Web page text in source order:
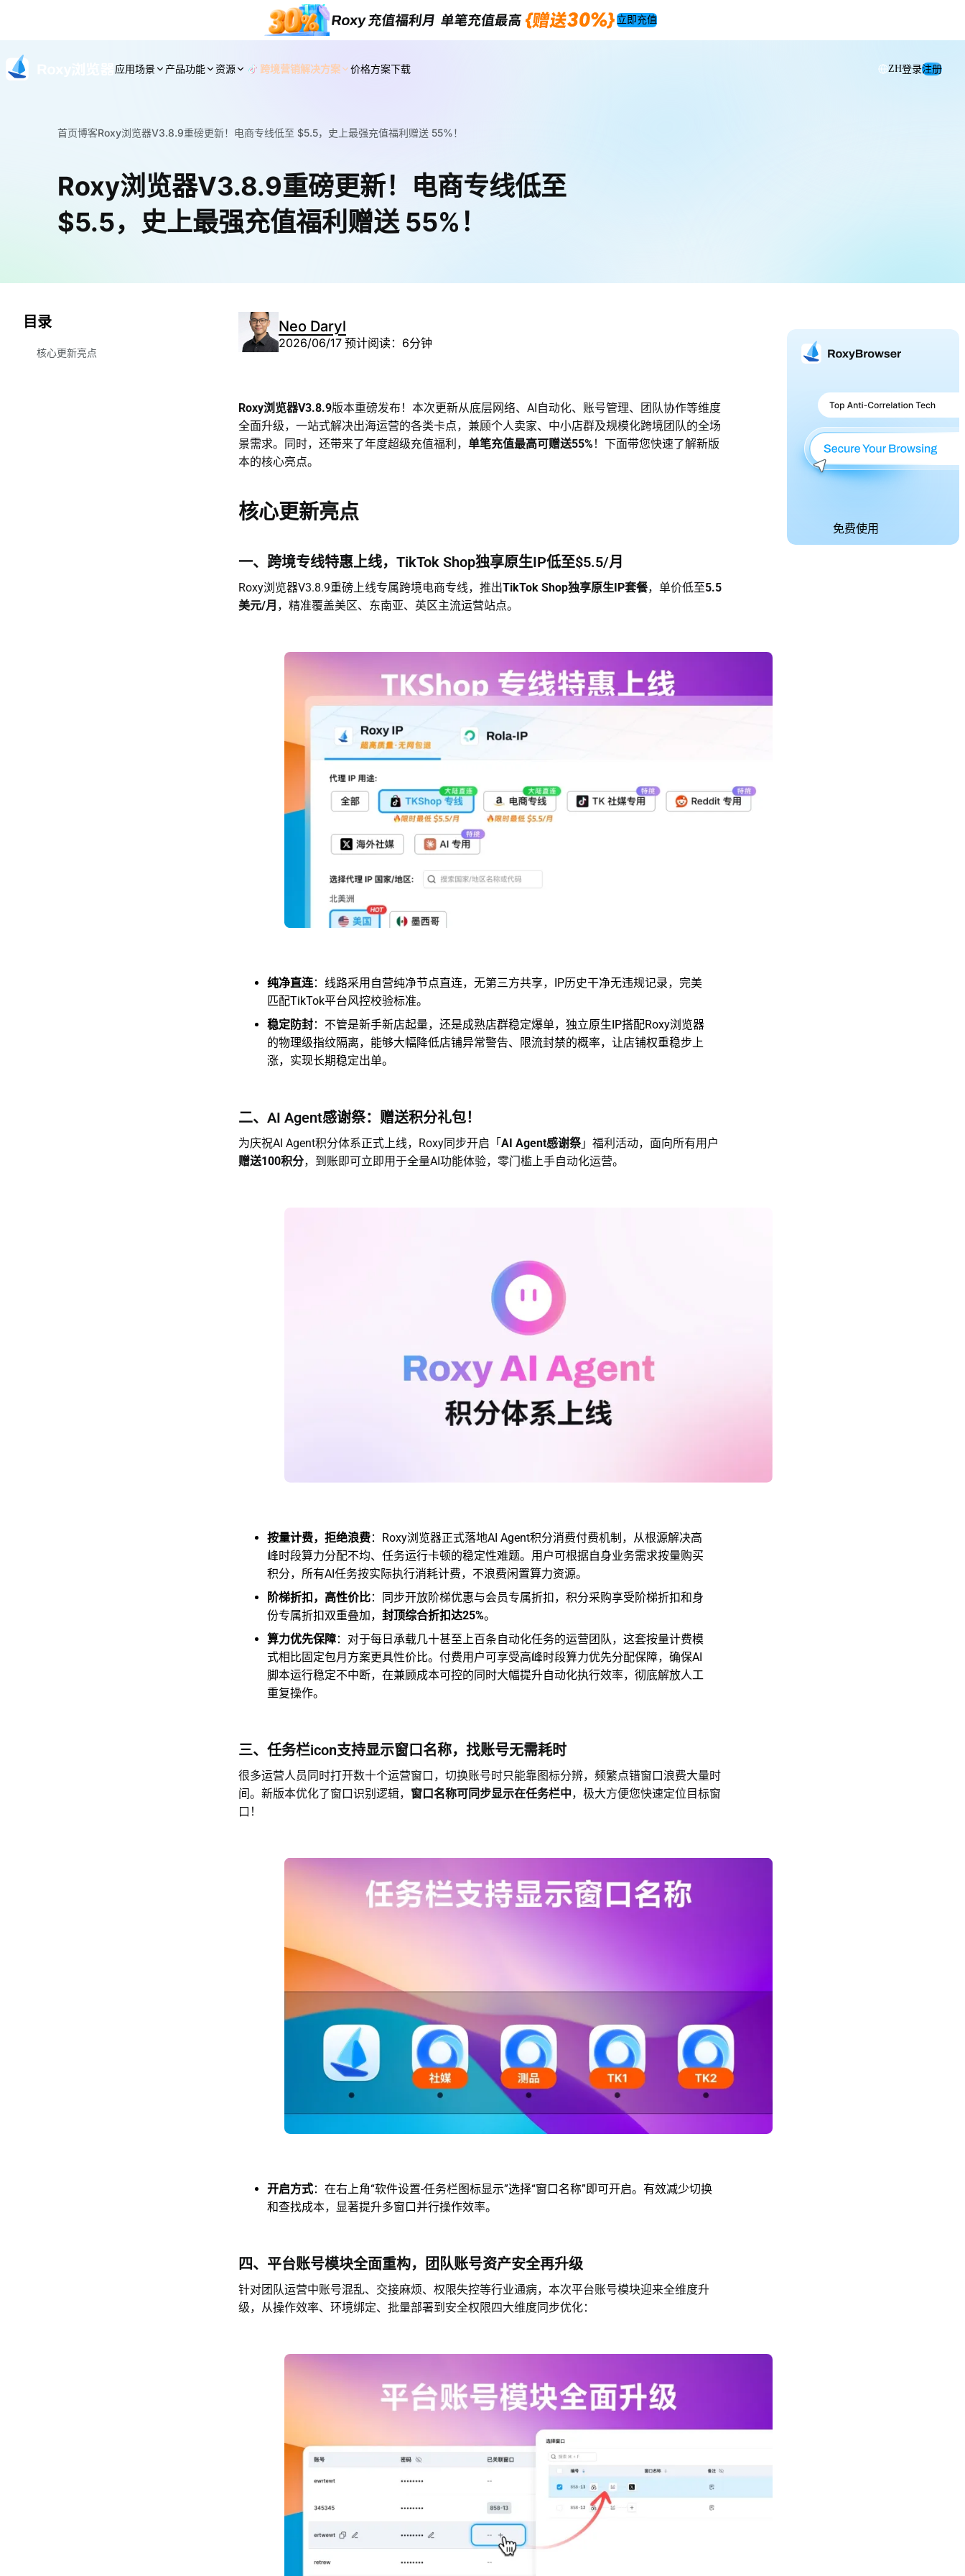
立即充值
应用场景 产品功能 资源 跨境营销解决方案 价格方案下载 ZH登录注册
首页博客Roxy浏览器V3.8.9重磅更新！电商专线低至 $5.5，史上最强充值福利赠送 55%！
Roxy浏览器V3.8.9重磅更新！电商专线低至
$5.5，史上最强充值福利赠送 55%！
目录
核心更新亮点
Neo Daryl
2026/06/17 预计阅读：6分钟
Roxy浏览器V3.8.9版本重磅发布！本次更新从底层网络、AI自动化、账号管理、团队协作等维度
全面升级，一站式解决出海运营的各类卡点，兼顾个人卖家、中小店群及规模化跨境团队的全场
景需求。同时，还带来了年度超级充值福利， 单笔充值最高可赠送55%！下面带您快速了解新版
本的核心亮点。
核心更新亮点
一、跨境专线特惠上线，TikTok Shop独享原生IP低至$5.5/月
Roxy浏览器V3.8.9重磅上线专属跨境电商专线，推出TikTok Shop独享原生IP套餐，单价低至5.5
美元/月 ，精准覆盖美区、东南亚、英区主流运营站点。
纯净直连：线路采用自营纯净节点直连，无第三方共享，IP历史干净无违规记录，完美
匹配TikTok平台风控校验标准。
稳定防封：不管是新手新店起量，还是成熟店群稳定爆单，独立原生IP搭配Roxy浏览器
的物理级指纹隔离，能够大幅降低店铺异常警告、限流封禁的概率，让店铺权重稳步上
涨，实现长期稳定出单。
二、AI Agent感谢祭：赠送积分礼包！
为庆祝AI Agent积分体系正式上线，Roxy同步开启「 AI Agent感谢祭」福利活动，面向所有用户
赠送100积分，到账即可立即用于全量AI功能体验，零门槛上手自动化运营。
按量计费，拒绝浪费：Roxy浏览器正式落地AI Agent积分消费付费机制，从根源解决高
峰时段算力分配不均、任务运行卡顿的稳定性难题。用户可根据自身业务需求按量购买
积分，所有AI任务按实际执行消耗计费，不浪费闲置算力资源。
阶梯折扣，高性价比：同步开放阶梯优惠与会员专属折扣，积分采购享受阶梯折扣和身
份专属折扣双重叠加， 封顶综合折扣达25%。
算力优先保障：对于每日承载几十甚至上百条自动化任务的运营团队，这套按量计费模
式相比固定包月方案更具性价比。付费用户可享受高峰时段算力优先分配保障，确保AI
脚本运行稳定不中断，在兼顾成本可控的同时大幅提升自动化执行效率，彻底解放人工
重复操作。
三、任务栏icon支持显示窗口名称，找账号无需耗时
很多运营人员同时打开数十个运营窗口，切换账号时只能靠图标分辨，频繁点错窗口浪费大量时
间。新版本优化了窗口识别逻辑， 窗口名称可同步显示在任务栏中，极大方便您快速定位目标窗
口！
开启方式：在右上角“软件设置-任务栏图标显示”选择“窗口名称”即可开启。有效减少切换
和查找成本，显著提升多窗口并行操作效率。
四、平台账号模块全面重构，团队账号资产安全再升级
针对团队运营中账号混乱、交接麻烦、权限失控等行业通病，本次平台账号模块迎来全维度升
级，从操作效率、环境绑定、批量部署到安全权限四大维度同步优化：
免费使用